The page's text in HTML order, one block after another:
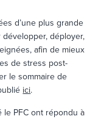
d’une plus grande
déployer,
afin de mieux
de stress post-
le sommaire de
ici.
le PFC ont répondu à